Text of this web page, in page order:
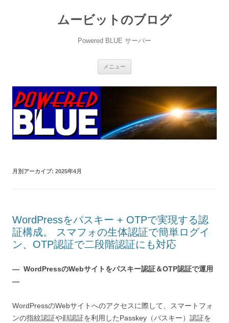
ムービットのブログ
Powered BLUE サーバー
メニュー
ツ
ッ
プ
月別アーカイブ: 2025年4月
WordPressをパスキー + OTPで実現する認
証構成。 スマフォの生体認証で簡単ログイ
ン、OTP認証で二段階認証にも対応
— WordPressのWebサイトをパスキー認証＆OTP認証で運用
—
WordPressのWebサイトへのアクセスに際して、スマートフォ
ンの指紋認証や顔認証を利用したPasskey（パスキー）認証を